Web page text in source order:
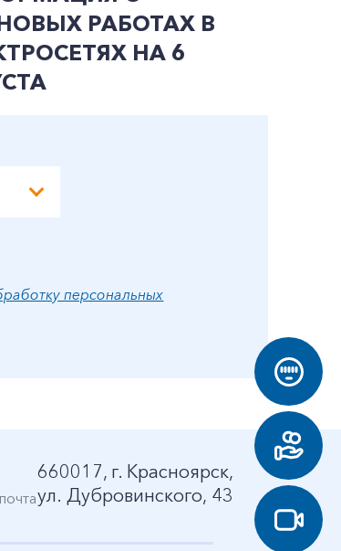
РАБОТАХ В
НА 6
персональных
660017, г. Красноярск,
ул. Дубровинского, 43